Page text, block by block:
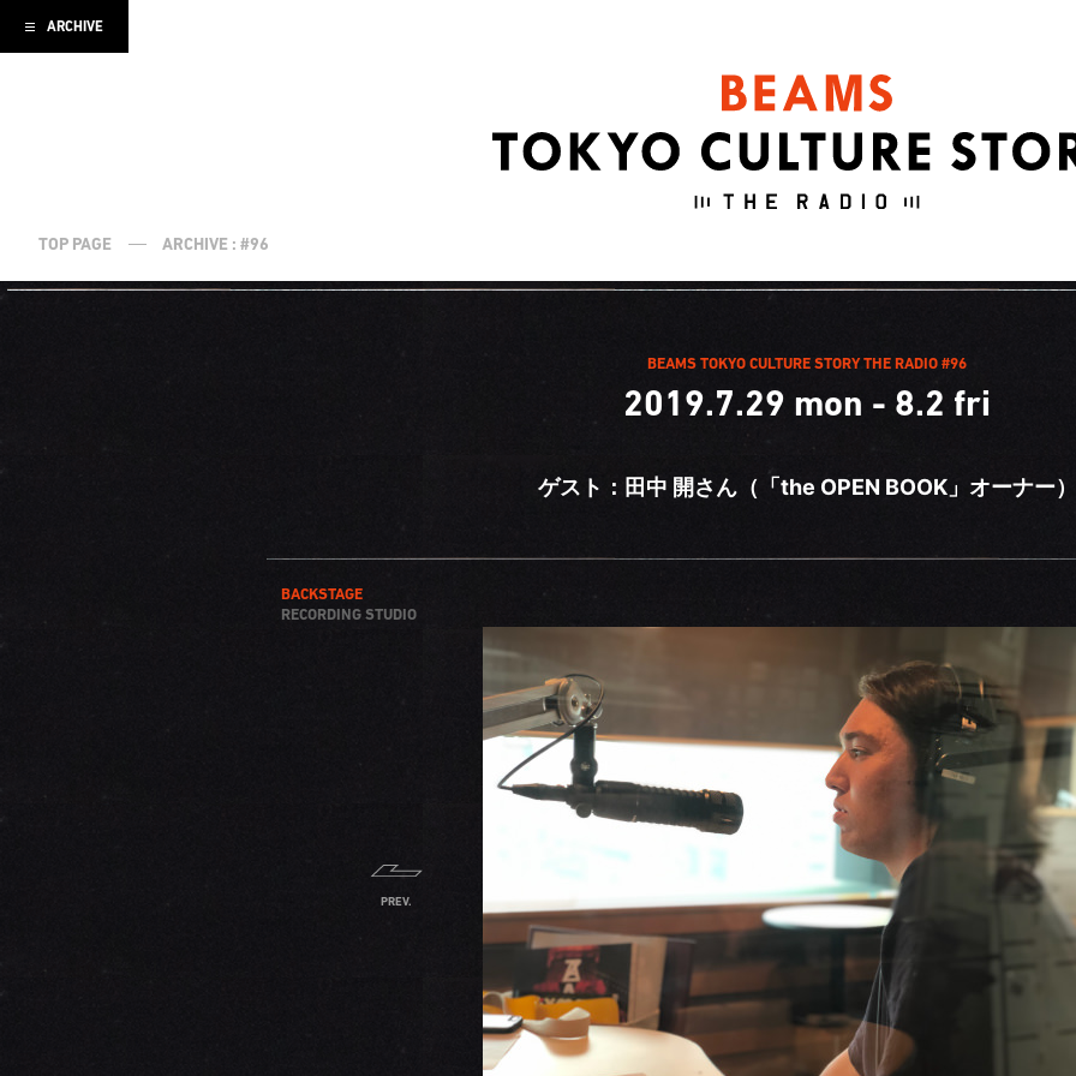
ARCHIVE
TOP PAGE ARCHIVE : #96
BEAMS TOKYO CULTURE STORY THE RADIO #96
2019.7.29 mon - 8.2 fri
ゲスト：田中 開さん（「the OPEN BOOK」オーナー）
BACKSTAGE
RECORDING STUDIO
PREV.